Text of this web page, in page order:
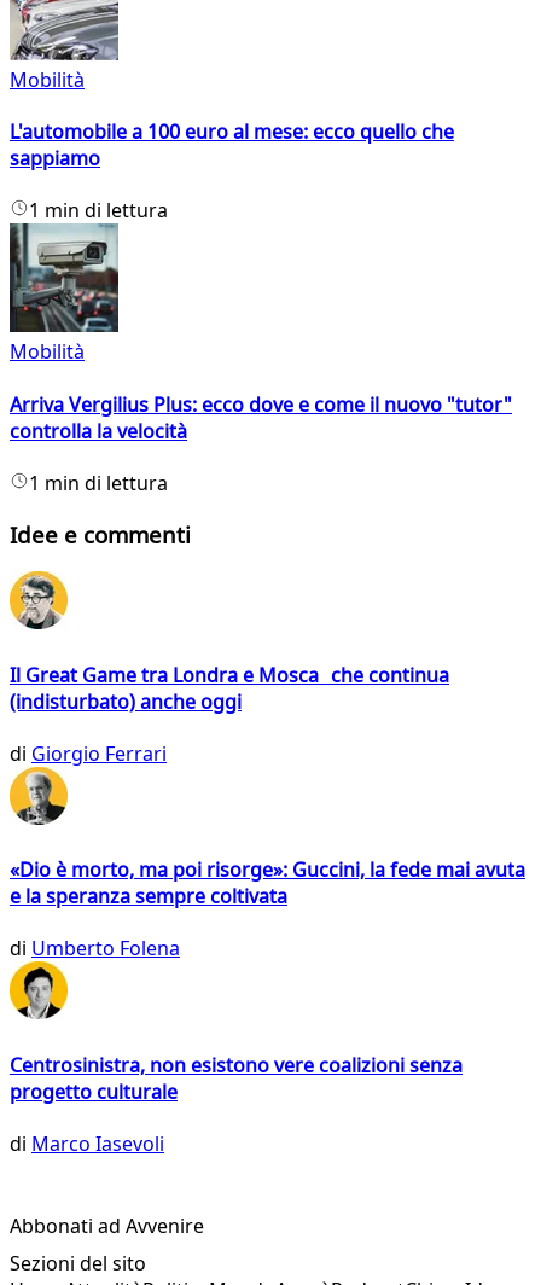
Mobilità
L'automobile a 100 euro al mese: ecco quello che
sappiamo
1 min di lettura
Mobilità
Arriva Vergilius Plus: ecco dove e come il nuovo "tutor"
controlla la velocità
1 min di lettura
Idee e commenti
Il Great Game tra Londra e Mosca che continua
(indisturbato) anche oggi
di Giorgio Ferrari
«Dio è morto, ma poi risorge»: Guccini, la fede mai avuta
e la speranza sempre coltivata
di Umberto Folena
Centrosinistra, non esistono vere coalizioni senza
progetto culturale
di Marco Iasevoli
Abbonati ad Avvenire
Sezioni del sito